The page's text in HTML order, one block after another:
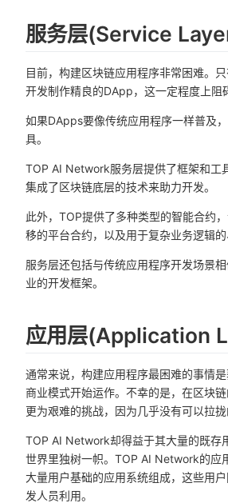
服务层(Service
目前，构建区块链应用程序非常困难。
开发制作精良的DApp，这一定程度上阻
如果DApps要像传统应用程序一样普及
具。
TOP AI Network服务层提供了框架和工
集成了区块链底层的技术来助力开发。
此外，TOP提供了多种类型的智能合约
移的平台合约，以及用于复杂业务逻辑的
服务层还包括与传统应用程序开发场景
业的开发框架。
应用层(Application
通常来说，构建应用程序最困难的事情
商业模式开始运作。不幸的是，在区块
更为艰难的挑战，因为几乎没有可以拉拢
TOP AI Network却得益于其大量的既存
世界里独树一帜。TOP AI Network的应
大量用户基础的应用系统组成，这些用
发人员利用。